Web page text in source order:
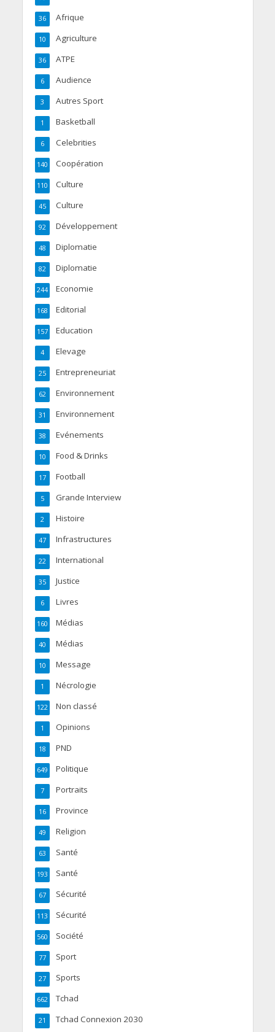
Afrique
36
Agriculture
10
ATPE
36
Audience
6
Autres Sport
3
Basketball
1
Celebrities
6
Coopération
140
Culture
110
Culture
45
Développement
92
Diplomatie
48
Diplomatie
82
Economie
244
Editorial
168
Education
157
Elevage
4
Entrepreneuriat
25
Environnement
62
Environnement
31
Evénements
38
Food & Drinks
10
Football
17
Grande Interview
5
Histoire
2
Infrastructures
47
International
22
Justice
35
Livres
6
Médias
160
Médias
40
Message
10
Nécrologie
1
Non classé
122
Opinions
1
PND
18
Politique
649
Portraits
7
Province
16
Religion
49
Santé
63
Santé
193
Sécurité
67
Sécurité
113
Société
560
Sport
77
Sports
27
Tchad
662
Tchad Connexion 2030
21